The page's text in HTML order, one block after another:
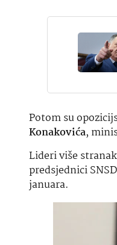
Potom su
Konakovića,
Lideri više
predsjednici
januara.